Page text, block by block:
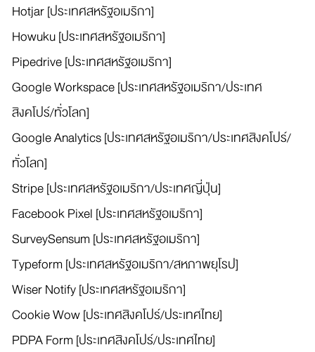
Hotjar [ประเทศสหรัฐอเมริกา]
Howuku [ประเทศสหรัฐอเมริกา]
Pipedrive [ประเทศสหรัฐอเมริกา]
Google Workspace [ประเทศสหรัฐอเมริกา/ประเทศ
สิงคโปร์/ทั่วโลก]
Google Analytics [ประเทศสหรัฐอเมริกา/ประเทศสิงคโปร์/
ทั่วโลก]
Stripe [ประเทศสหรัฐอเมริกา/ประเทศญี่ปุ่น]
Facebook Pixel [ประเทศสหรัฐอเมริกา]
SurveySensum [ประเทศสหรัฐอเมริกา]
Typeform [ประเทศสหรัฐอเมริกา/สหภาพยุโรป]
Wiser Notify [ประเทศสหรัฐอเมริกา]
Cookie Wow [ประเทศสิงคโปร์/ประเทศไทย]
PDPA Form [ประเทศสิงคโปร์/ประเทศไทย]